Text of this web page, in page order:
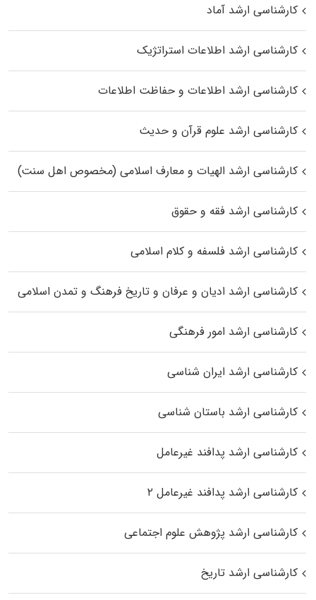
کارشناسی ارشد آماد
کارشناسی ارشد اطلاعات استراتژیک
کارشناسی ارشد اطلاعات و حفاظت اطلاعات
کارشناسی ارشد علوم قرآن و حدیث
کارشناسی ارشد الهیات و معارف اسلامی (مخصوص اهل سنت)
کارشناسی ارشد فقه و حقوق
کارشناسی ارشد فلسفه و کلام اسلامی
کارشناسی ارشد ادیان و عرفان و تاریخ فرهنگ و تمدن اسلامی
کارشناسی ارشد امور فرهنگی
کارشناسی ارشد ایران شناسی
کارشناسی ارشد باستان شناسی
کارشناسی ارشد پدافند غیرعامل
کارشناسی ارشد پدافند غیرعامل ۲
کارشناسی ارشد پژوهش علوم اجتماعی
کارشناسی ارشد تاریخ